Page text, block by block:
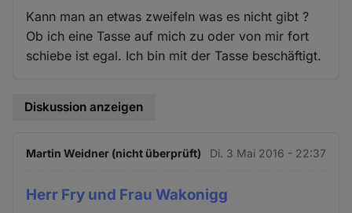
Kann man an etwas zweifeln was es nicht gibt ?
Ob ich eine Tasse auf mich zu oder von mir fort
schiebe ist egal. Ich bin mit der Tasse beschäftigt.
Diskussion anzeigen
Martin Weidner (nicht überprüft) Di. 3 Mai 2016 - 22:37
Herr Fry und Frau Wakonigg